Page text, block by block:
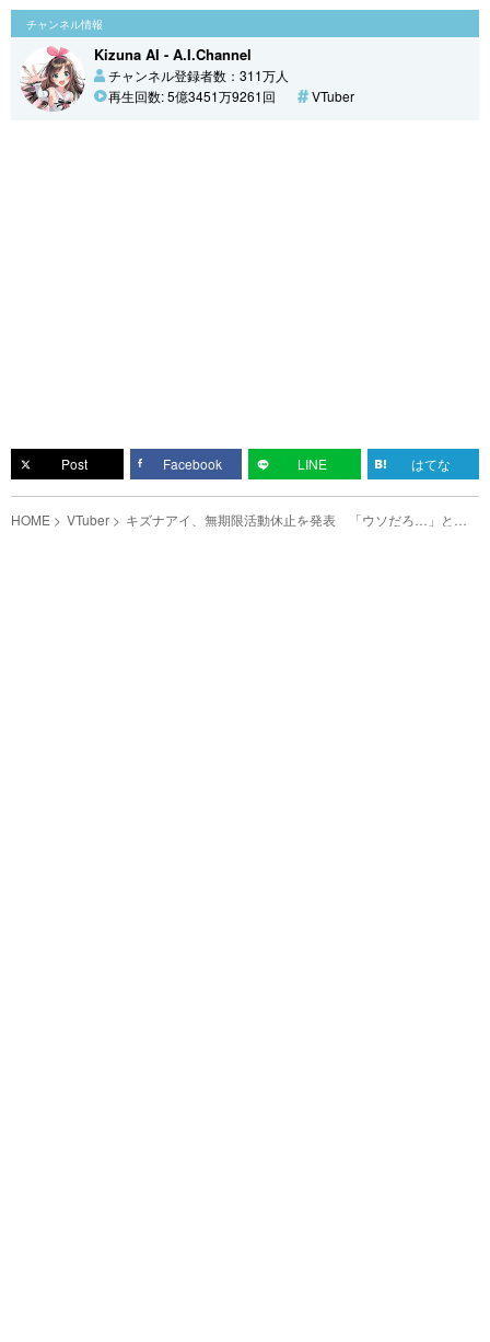
チャンネル情報
Kizuna AI - A.I.Channel
チャンネル登録者数：311万人
再生回数: 5億3451万9261回
VTuber
Post Facebook LINE はてな
HOME VTuber キズナアイ、無期限活動休止を発表 「ウソだろ…」とシ
ョックの声続出